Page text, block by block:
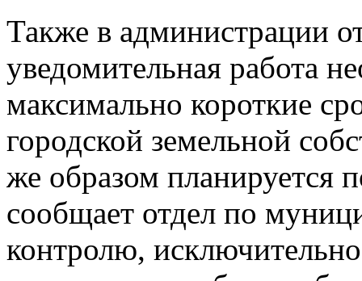
Также в администрации
уведомительная работа
максимально короткие
городской земельной
же образом планируется
сообщает отдел по
контролю,